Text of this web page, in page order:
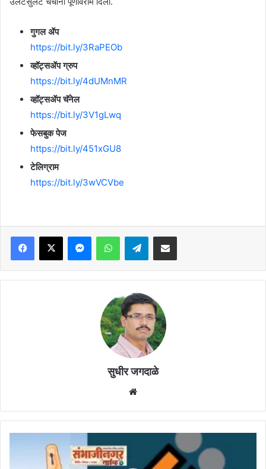
गुगल ॲप
https://bit.ly/3RaPEOb
व्हॉट्सॲप ग्रुप
https://bit.ly/4dUMnMR
व्हॉट्सॲप चॅनेल
https://bit.ly/3V1gLwq
फेसबुक पेज
https://bit.ly/451xGU8
टेलिग्राम
https://bit.ly/3wVCVbe
Facebook
X MessengerWhatsAppTelegramShare via Email
सुधीर जगदाळे